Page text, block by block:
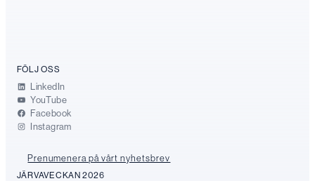
FÖLJ OSS
LinkedIn
YouTube
Facebook
Instagram
Prenumenera på vårt nyhetsbrev
JÄRVAVECKAN 2026